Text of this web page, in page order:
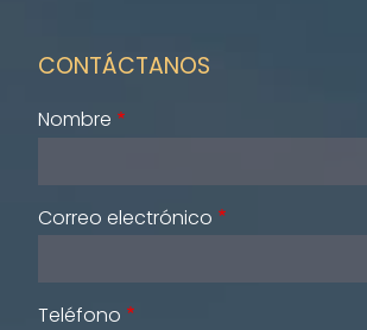
CONTÁCTANOS
Nombre
Correo electrónico
Teléfono